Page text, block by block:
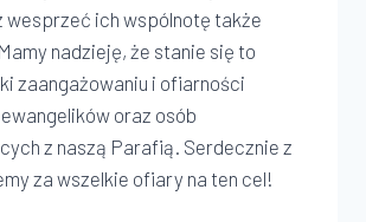
wesprzeć ich wspólnotę także
nadzieję, że stanie się to
zaangażowaniu i ofiarności
oraz osób
z naszą Parafią. Serdecznie z
za wszelkie ofiary na ten cel!